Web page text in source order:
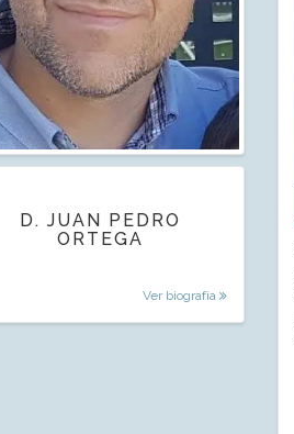
D. JUAN PEDRO
ORTEGA
Ver biografía